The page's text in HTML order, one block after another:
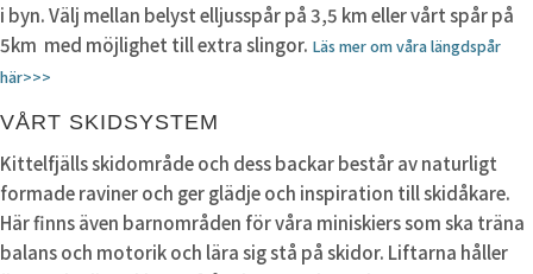
i byn. Välj mellan belyst elljusspår på 3,5 km eller vårt spår på
5km med möjlighet till extra slingor. Läs mer om våra längdspår
här>>>
VÅRT SKIDSYSTEM
Kittelfjälls skidområde och dess backar består av naturligt
formade raviner och ger glädje och inspiration till skidåkare.
Här finns även barnområden för våra miniskiers som ska träna
balans och motorik och lära sig stå på skidor. Liftarna håller